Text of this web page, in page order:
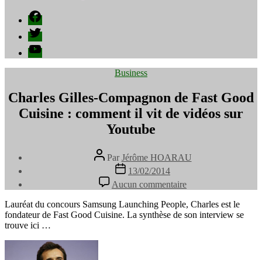
Facebook
Twitter
YouTube
Catégories
Business
Charles Gilles-Compagnon de Fast Good
Cuisine : comment il vit de vidéos sur
Youtube
Auteur
de
l’article
Par Jérôme HOARAU
Date
l’article
13/02/2014
Aucun commentaire
Charles
Gilles-
Compagnon
Lauréat du concours Samsung Launching People, Charles est le
fondateur de Fast Good Cuisine. La synthèse de son interview se
trouve ici …